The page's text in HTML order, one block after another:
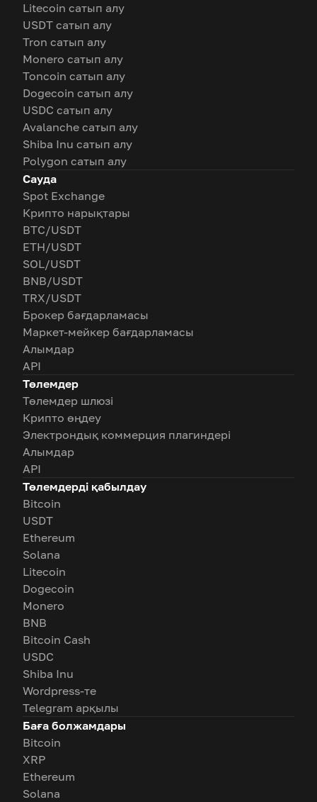
Litecoin сатып алу
USDT сатып алу
Tron сатып алу
Monero сатып алу
Toncoin сатып алу
Dogecoin сатып алу
USDC сатып алу
Avalanche сатып алу
Shiba Inu сатып алу
Polygon сатып алу
Сауда
Spot Exchange
Крипто нарықтары
BTC/USDT
ETH/USDT
SOL/USDT
BNB/USDT
TRX/USDT
Брокер бағдарламасы
Маркет-мейкер бағдарламасы
Алымдар
API
Төлемдер
Төлемдер шлюзі
Крипто өңдеу
Электрондық коммерция плагиндері
Алымдар
API
Төлемдерді қабылдау
Bitcoin
USDT
Ethereum
Solana
Litecoin
Dogecoin
Monero
BNB
Bitcoin Cash
USDC
Shiba Inu
Wordpress-те
Telegram арқылы
Баға болжамдары
Bitcoin
XRP
Ethereum
Solana